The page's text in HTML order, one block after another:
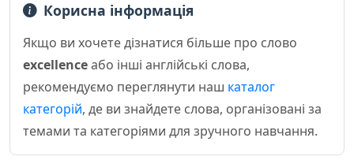
Корисна інформація
Якщо ви хочете дізнатися більше про слово
excellenceабо інші англійські слова,
рекомендуємо переглянути наш каталог
категорій, де ви знайдете слова, організовані за
темами та категоріями для зручного навчання.